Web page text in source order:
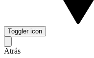
Toggler icon
Atrás